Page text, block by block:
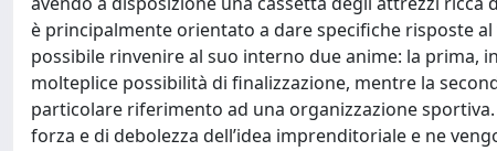
è principalmente orientato a dare specifiche risposte
possibile rinvenire al suo interno due anime: la prima,
molteplice possibilità di finalizzazione, mentre la
particolare riferimento ad una organizzazione
forza e di debolezza dell’idea imprenditoriale e ne